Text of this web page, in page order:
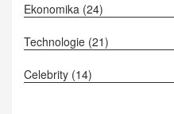
Ekonomika (24)
Technologie (21)
Celebrity (14)